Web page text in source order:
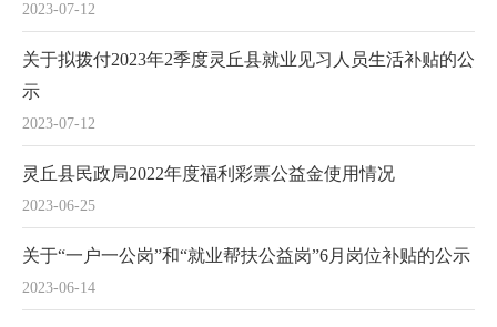
2023-07-12
2023-07-12
关于拟拨付2023年2季度灵丘县就业见习人员生活补贴的公
示
2023-06-25
灵丘县民政局2022年度福利彩票公益金使用情况
2023-06-14
关于“一户一公岗”和“就业帮扶公益岗”6月岗位补贴的公示